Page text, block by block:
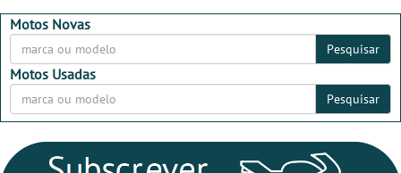
2026
Motos Novas
Pesquisar
Motos Usadas
Pesquisar